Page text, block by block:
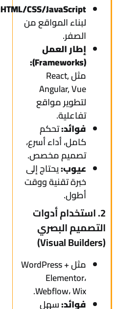
HTML/CSS/JavaScript:
لبناء المواقع من
الصفر.
إطار العمل
(Frameworks):
مثل React,
Angular, Vue
لتطوير مواقع
تفاعلية.
فوائد:تحكم
كامل، أداء أسرع،
تصميم مخصص.
عيوب:يحتاج إلى
خبرة تقنية ووقت
أطول.
2. استخدام أدوات
التصميم البصري
(Visual Builders)
مثل WordPress +
Elementor،
Webflow، Wix.
فوائد:سهل